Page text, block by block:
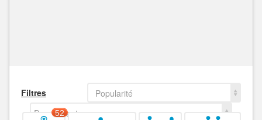
Filtres
Popularité
Decroissant
52